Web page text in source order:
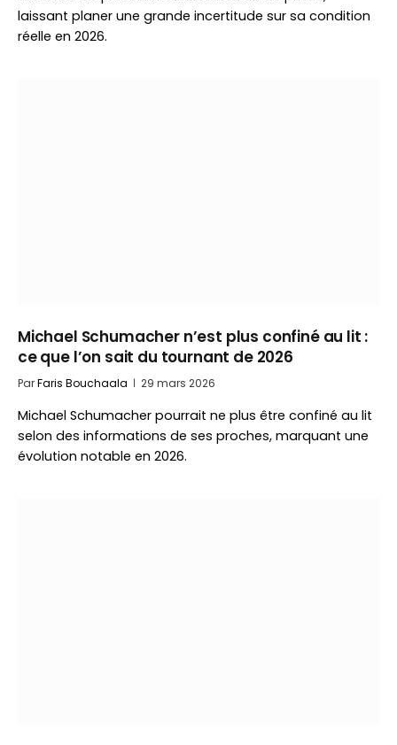
laissant planer une grande incertitude sur sa condition
réelle en 2026.
Michael Schumacher n’est plus confiné au lit :
ce que l’on sait du tournant de 2026
ParFaris Bouchaala 29 mars 2026
Michael Schumacher pourrait ne plus être confiné au lit
selon des informations de ses proches, marquant une
évolution notable en 2026.